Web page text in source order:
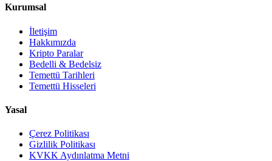
Kurumsal
İletişim
Hakkımızda
Kripto Paralar
Bedelli & Bedelsiz
Temettü Tarihleri
Temettü Hisseleri
Yasal
Çerez Politikası
Gizlilik Politikası
KVKK Aydınlatma Metni